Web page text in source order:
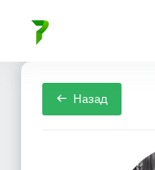
Назад